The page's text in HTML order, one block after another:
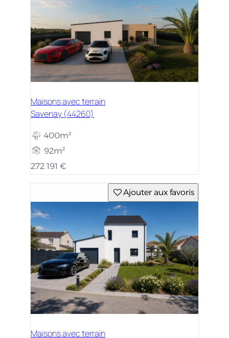
Maisons avec terrain
Savenay (44260)
400m²
92m²
272 191 €
Ajouter aux favoris
Maisons avec terrain